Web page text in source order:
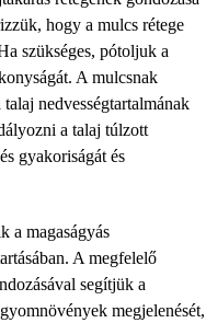
hogy a mulcs rétege
szükséges, pótoljuk a
A mulcsnak
nedvességtartalmának
a talaj túlzott
gyakoriságát és
a magaságyás
A megfelelő
segítjük a
megjelenését,